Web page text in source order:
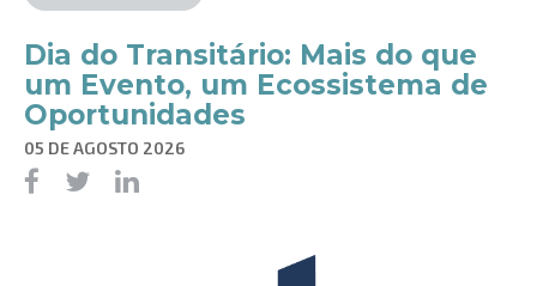
Dia do Transitário: Mais do que
um Evento, um Ecossistema de
Oportunidades
05 DE AGOSTO 2026